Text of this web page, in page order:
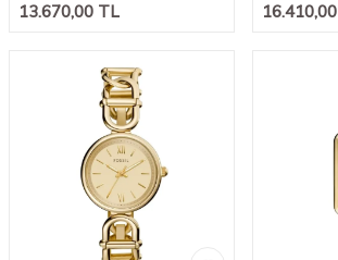
13.670,00 TL 16.410,00